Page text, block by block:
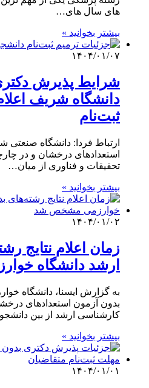
های سال های…
بیشتر بخوانید »
۱۴۰۴/۰۱/۰۷
شرایط پذیرش
دانشگاه شریف
ثبت‌نام
ارتباط فردا: دانشگاه صنعتی
استعدادهای درخشان و در
تحقیقات و فناوری از میان…
بیشتر بخوانید »
۱۴۰۴/۰۱/۰۲
زمان اعلام نتایج
ارشد دانشگاه
به گزارش ایسنا، دانشگاه
بدون آزمون استعدادهای
کارشناسی ارشد از بین
بیشتر بخوانید »
۱۴۰۴/۰۱/۰۱